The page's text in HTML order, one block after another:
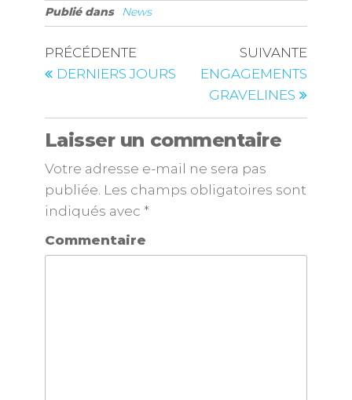
Publié dans News
PRÉCÉDENTE
DERNIERS JOURS
SUIVANTE
ENGAGEMENTS
GRAVELINES
Laisser un commentaire
Votre adresse e-mail ne sera pas
publiée. Les champs obligatoires sont
indiqués avec *
Commentaire